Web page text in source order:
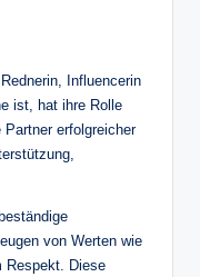
Influencerin
ist, hat ihre Rolle
erfolgreicher
von Werten wie
Respekt. Diese